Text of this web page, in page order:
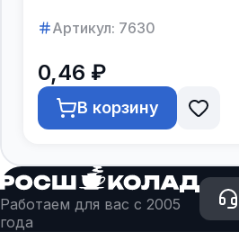
Артикул: 7630
0,46 ₽
В корзину
Работаем для вас с 2005
года